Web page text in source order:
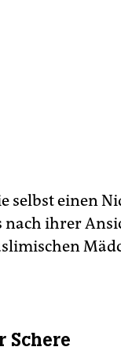
selbst einen
nach ihrer